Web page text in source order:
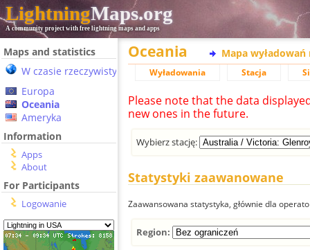
LightningMaps.org
A community project with free lightning maps and apps
Maps and statistics
W czasie rzeczywistym
Europa
Oceania
Ameryka
Information
Apps
About
For Participants
Logowanie
Oceania Mapa wyładowań
Wyładowania Stacja
Please note that the data
new ones in the future.
Wybierz stację:
Statystyki zaawanowane
Zaawansowana statystyka, głównie dla
Region: